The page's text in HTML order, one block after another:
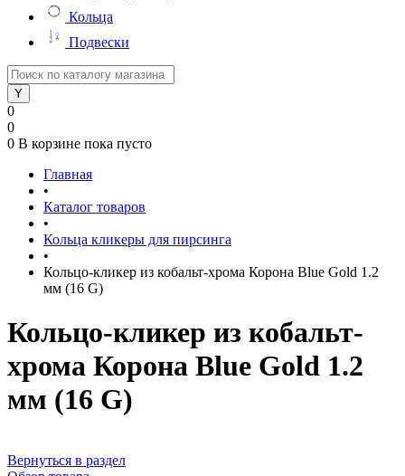
Кольца
Подвески
0
0
0 В корзине пока пусто
Главная
•
Каталог товаров
•
Кольца кликеры для пирсинга
•
Кольцо-кликер из кобальт-хрома Корона Blue Gold 1.2
мм (16 G)
Кольцо-кликер из кобальт-
хрома Корона Blue Gold 1.2
мм (16 G)
Вернуться в раздел